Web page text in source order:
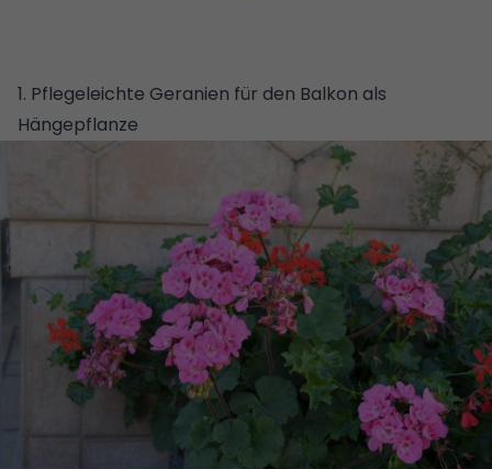
1. Pflegeleichte Geranien für den Balkon als
Hängepflanze